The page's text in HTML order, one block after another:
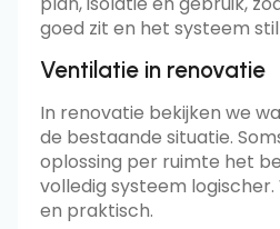
goed zit en het systeem
Ventilatie in renovatie
In renovatie bekijken we
de bestaande situatie.
oplossing per ruimte het
volledig systeem
en praktisch.